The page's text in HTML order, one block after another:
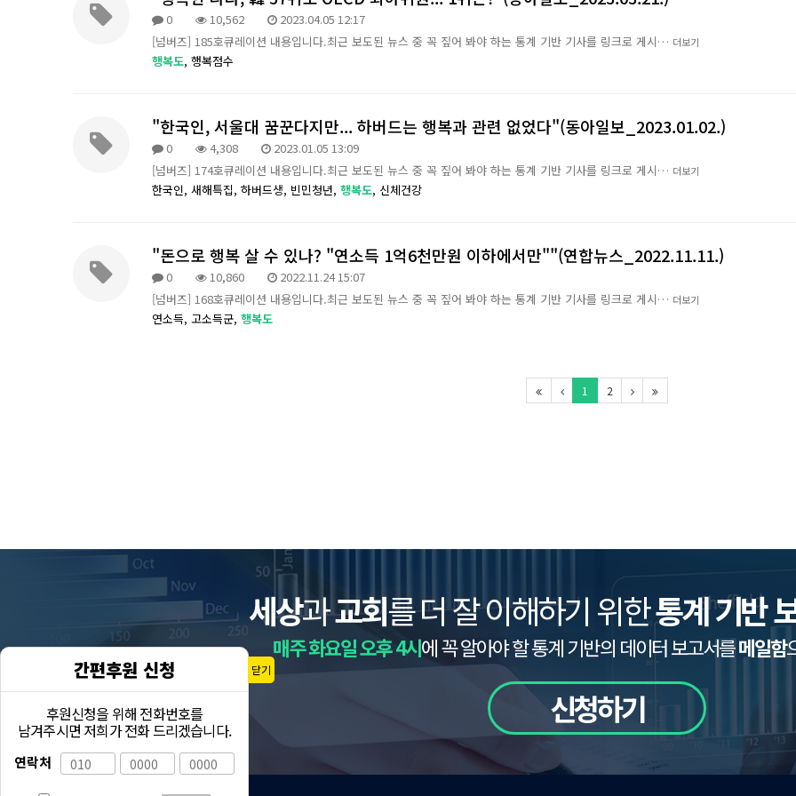
간편후원 신청
후원신청을 위해 전화번호를
남겨주시면 저희가 전화 드리겠습니다.
연락처
닫기
0 10,562
2023.04.05 12:17
[넘버즈] 185호큐레이션 내용입니다.최근 보도된 뉴스 중 꼭 짚어 봐야 하는 통계 기반 기사를 링크로 게시… 더보기
행복도, 행복점수
"한국인, 서울대 꿈꾼다지만... 하버드는 행복과 관련 없었다"(동아일보_2023.01.02.)
0 4,308
2023.01.05 13:09
[넘버즈] 174호큐레이션 내용입니다.최근 보도된 뉴스 중 꼭 짚어 봐야 하는 통계 기반 기사를 링크로 게시… 더보기
한국인, 새해특집, 하버드생, 빈민청년, 행복도, 신체건강
"돈으로 행복 살 수 있나? "연소득 1억6천만원 이하에서만""(연합뉴스_2022.11.11.)
0 10,860
2022.11.24 15:07
[넘버즈] 168호큐레이션 내용입니다.최근 보도된 뉴스 중 꼭 짚어 봐야 하는 통계 기반 기사를 링크로 게시… 더보기
연소득, 고소득군, 행복도
1 2
세상과교회를 더 잘 이해하기 위한통계 기반
매주 화요일 오후 4시에 꼭 알아야 할 통계 기반의 데이터 보고서를메일함
신청하기